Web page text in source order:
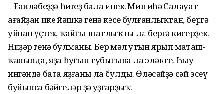
– Ғаиләбеҙҙә һигеҙ бала инек. Мин иһә Салауат
ағайҙан ике йәшкә генә кесе булғанлыҡтан, бергә
уйнап үҫтек, ҡайғы-шатлыҡты ла бергә кисерҙек.
Ниҙәр генә булманы. Бер мәл утын ярып маташ­
ҡанында, яҙа һуғып тубығына ла эләкте. Һыу
ингәндә бата яҙғаны ла булды. Өләсәйҙә сәй эсеү
буйынса бәйгеләр ҙә уҙғарҙыҡ.